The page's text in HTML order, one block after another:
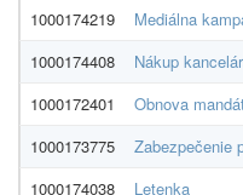
1000174219
Mediálna
1000174408
Nákup
1000172401
Obnova
1000173775
Zabezpečenie
1000174038
Letenka